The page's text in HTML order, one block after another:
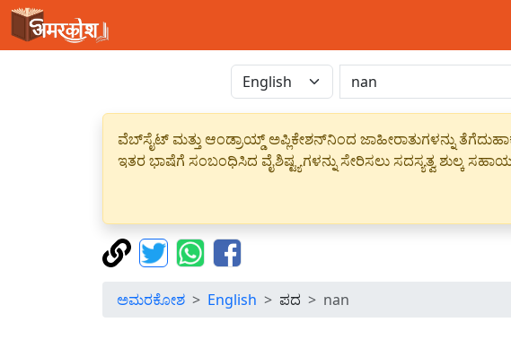
ವೆಬ್‌ಸೈಟ್ ಮತ್ತು ಆಂಡ್ರಾಯ್ಡ್ ಅಪ್ಲಿಕೇಶನ್‌ನಿಂದ ಜಾಹೀರಾತುಗಳನ್ನು
ಇತರ ಭಾಷೆಗೆ ಸಂಬಂಧಿಸಿದ ವೈಶಿಷ್ಟ್ಯಗಳನ್ನು ಸೇರಿಸಲು ಸದಸ್ಯತ್ವ ಶುಲ್ಕ
ಅಮರಕೋಶ English ಪದ nan